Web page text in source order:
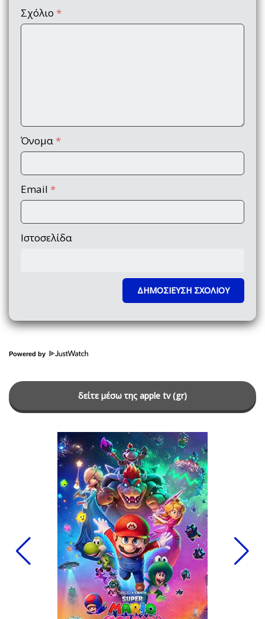
Σχόλιο *
Όνομα *
Email *
Ιστοσελίδα
Powered by
δείτε μέσω της apple tv (gr)